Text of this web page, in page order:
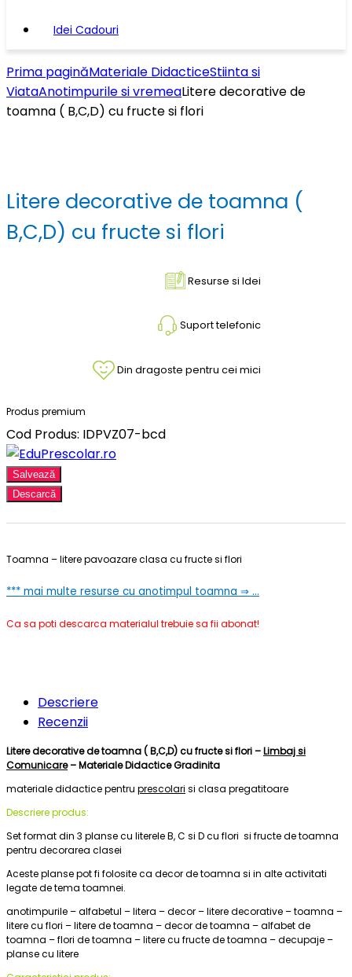
Idei Cadouri
Prima paginăMateriale DidacticeStiinta si
ViataAnotimpurile si vremeaLitere decorative de
toamna ( B,C,D) cu fructe si flori
Litere decorative de toamna (
B,C,D) cu fructe si flori
Resurse si Idei
Suport telefonic
Din dragoste pentru cei mici
Produs premium
Cod Produs: IDPVZ07-bcd
Salvează
Descarcă
Toamna – litere pavoazare clasa cu fructe si flori
*** mai multe resurse cu anotimpul toamna ⇒ …
Ca sa poti descarca materialul trebuie sa fii abonat!
Descriere
Recenzii
Litere decorative de toamna ( B,C,D) cu fructe si flori –Limbaj si
Comunicare– Materiale Didactice Gradinita
materiale didactice pentru prescolari si clasa pregatitoare
Descriere produs:
Set format din 3 planse cu literele B, C si D cu flori si fructe de toamna
pentru decorarea clasei
Aceste planse pot fi folosite ca decor de toamna si in alte activitati
legate de tema toamnei.
anotimpurile – alfabetul – litera – decor – litere decorative – toamna –
litere cu flori – litere de toamna – decor de toamna – alfabet de
toamna – flori de toamna – litere cu fructe de toamna – decupaje –
planse cu litere